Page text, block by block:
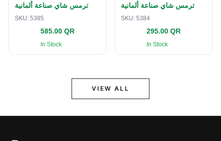
ترمس شاي صناعة ألمانية
SKU: 5385
585.00 QR
In Stock
ترمس شاي صناعة ألمانية
SKU: 5384
295.00 QR
In Stock
VIEW ALL